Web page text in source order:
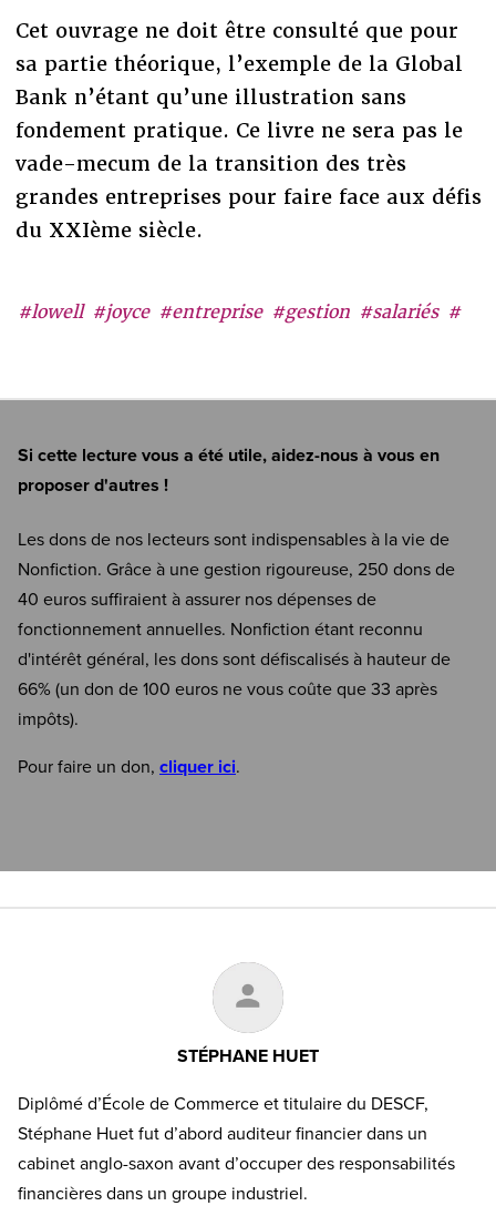
#lowell #joyce #entreprise #gestion #salariés #
Cet ouvrage ne doit être consulté que pour
sa partie théorique, l’exemple de la Global
Bank n’étant qu’une illustration sans
fondement pratique. Ce livre ne sera pas le
vade-mecum de la transition des très
grandes entreprises pour faire face aux défis
du XXIème siècle.
Si cette lecture vous a été utile, aidez-nous à vous en
proposer d'autres !
Les dons de nos lecteurs sont indispensables à la vie de
Nonfiction. Grâce à une gestion rigoureuse, 250 dons de
40 euros suffiraient à assurer nos dépenses de
fonctionnement annuelles. Nonfiction étant reconnu
d'intérêt général, les dons sont défiscalisés à hauteur de
66% (un don de 100 euros ne vous coûte que 33 après
impôts).
Pour faire un don, cliquer ici.
STÉPHANE HUET
Diplômé d’École de Commerce et titulaire du DESCF,
Stéphane Huet fut d’abord auditeur financier dans un
cabinet anglo-saxon avant d’occuper des responsabilités
financières dans un groupe industriel.